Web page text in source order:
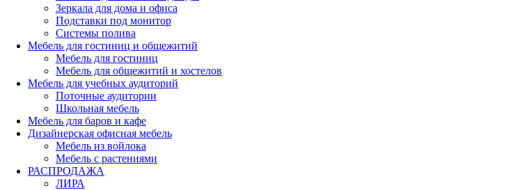
Зеркала для дома и офиса
Подставки под монитор
Системы полива
Мебель для гостиниц и общежитий
Мебель для гостиниц
Мебель для общежитий и хостелов
Мебель для учебных аудиторий
Поточные аудитории
Школьная мебель
Мебель для баров и кафе
Дизайнерская офисная мебель
Мебель из войлока
Мебель с растениями
РАСПРОДАЖА
ЛИРА